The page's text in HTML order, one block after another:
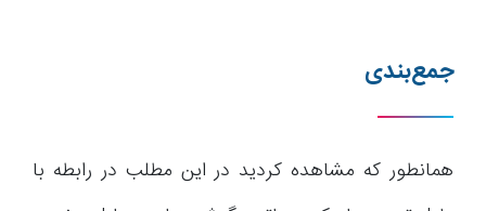
جمع‌بندی
همانطور که مشاهده کردید در این مطلب در رابطه با